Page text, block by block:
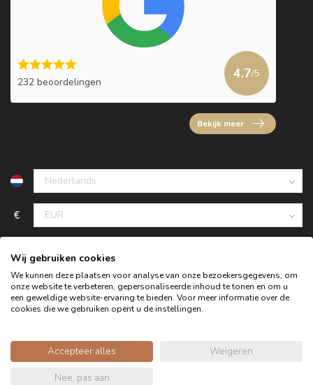
232 beoordelingen
4.7/5
Bekijk meer
€
Wij gebruiken cookies
We kunnen deze plaatsen voor analyse van onze bezoekersgegevens, om
onze website te verbeteren, gepersonaliseerde inhoud te tonen en om u
een geweldige website-ervaring te bieden. Voor meer informatie over de
cookies die we gebruiken opent u de instellingen.
Accepteer alles
Weigeren
Nee, pas aan